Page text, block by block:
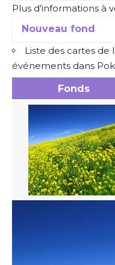
Plus d’informations à
Nouveau fond
Liste des cartes de
événements dans
Fonds